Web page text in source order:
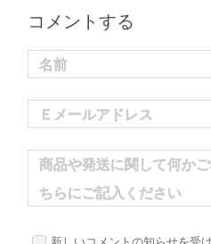
コメントする
名前
Ｅメールアドレス
商品や発送に関して何か
ちらにご記入ください